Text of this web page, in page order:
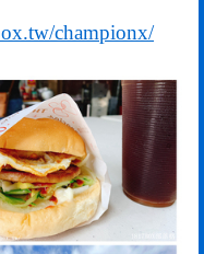
championx/